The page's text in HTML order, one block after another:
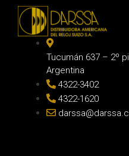
Tucumán 637 – 2º
Argentina
4322-3402
4322-1620